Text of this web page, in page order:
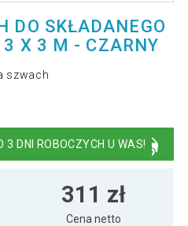
DO SKŁADANEGO
3 X 3 M - CZARNY
szwach
3 DNI ROBOCZYCH U WAS!
311 zł
Cena netto